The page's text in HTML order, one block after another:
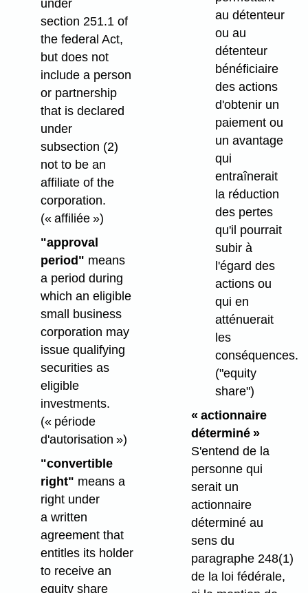
under
section 251.1 of
the federal Act,
but does not
include a person
or partnership
that is declared
under
subsection (2)
not to be an
affiliate of the
corporation.
(« affiliée »)
"approval
period" means
a period during
which an eligible
small business
corporation may
issue qualifying
securities as
eligible
investments.
(« période
d'autorisation »)
"convertible
right" means a
right under
a written
agreement that
entitles its holder
to receive an
equity share
au détenteur
ou au
détenteur
bénéficiaire
des actions
d'obtenir un
paiement ou
un avantage
qui
entraînerait
la réduction
des pertes
qu'il pourrait
subir à
l'égard des
actions ou
qui en
atténuerait
les
conséquences.
("equity
share")
« actionnaire
déterminé »
S'entend de la
personne qui
serait un
actionnaire
déterminé au
sens du
paragraphe 248(1)
de la loi fédérale,